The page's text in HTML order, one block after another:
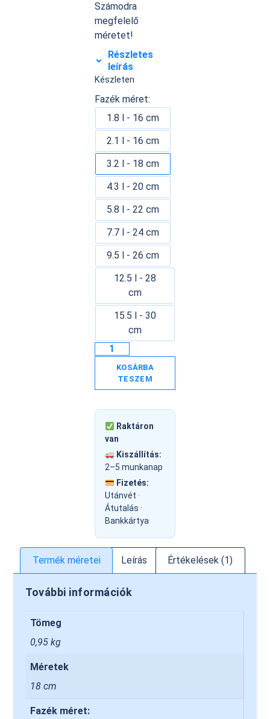
Számodra
megfelelő
méretet!
Részletes
leírás
Készleten
Fazék méret:
1.8 l - 16 cm
2.1 l - 16 cm
3.2 l - 18 cm
4.3 l - 20 cm
5.8 l - 22 cm
7.7 l - 24 cm
9.5 l - 26 cm
12.5 l - 28
cm
15.5 l - 30
cm
KOSÁRBA
TESZEM
Raktáron
van
Kiszállítás:
2–5 munkanap
Fizetés:
Utánvét ·
Átutalás ·
Bankkártya
Termék méretei Leírás Értékelések (1)
További információk
Tömeg
0,95 kg
Méretek
18 cm
Fazék méret: